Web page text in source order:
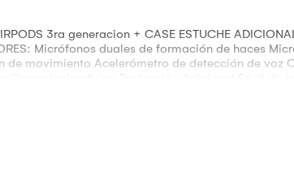
3ra generacion + CASE ESTUCHE
Micrófonos duales de formación de haces
de movimiento Acelerómetro de detección de voz